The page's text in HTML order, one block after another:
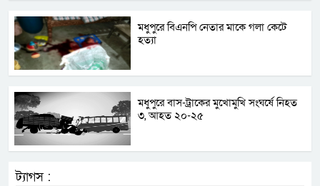
মধুপুরে বিএনপি নেতার মাকে গলা কেটে
হত্যা
মধুপুরে বাস-ট্রাকের মুখোমুখি সংঘর্ষে নিহত
৩, আহত ২০-২৫
ট্যাগস :